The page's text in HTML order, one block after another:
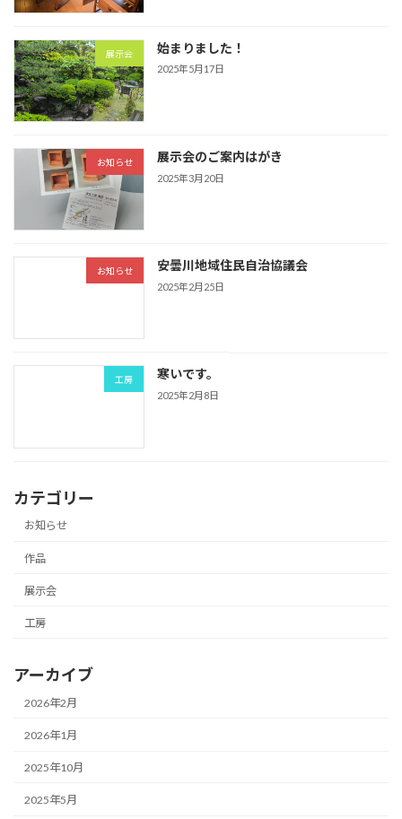
展示会 始まりました！
2025年5月17日
お知らせ 展示会のご案内はがき
2025年3月20日
お知らせ 安曇川地域住民自治協議会
2025年2月25日
工房 寒いです。
2025年2月8日
カテゴリー
お知らせ
作品
展示会
工房
アーカイブ
2026年2月
2026年1月
2025年10月
2025年5月